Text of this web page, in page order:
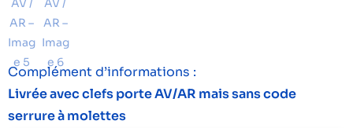
Complément d’informations :
Livrée avec clefs porte AV/AR mais sans code
serrure à molettes